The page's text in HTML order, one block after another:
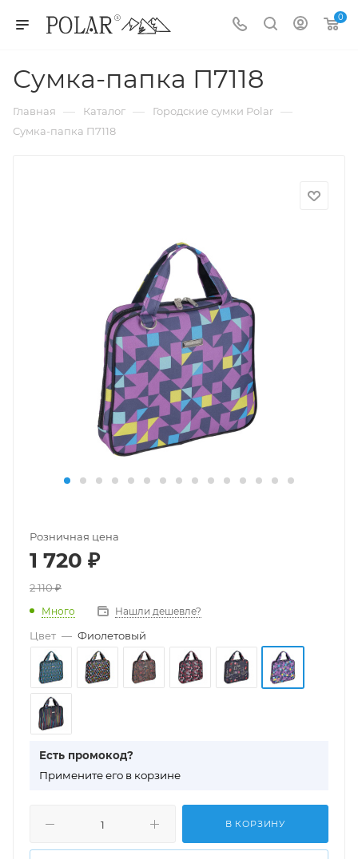
0
Сумка-папка П7118
Главная — Каталог — Городские сумки Polar —
Сумка-папка П7118
Розничная цена
1 720 ₽
2 110₽
Много Нашли дешевле?
Цвет — Фиолетовый
Есть промокод?
Примените его в корзине
В КОРЗИНУ